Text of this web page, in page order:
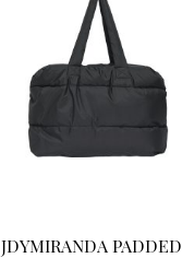
JDYMIRANDA PADDED